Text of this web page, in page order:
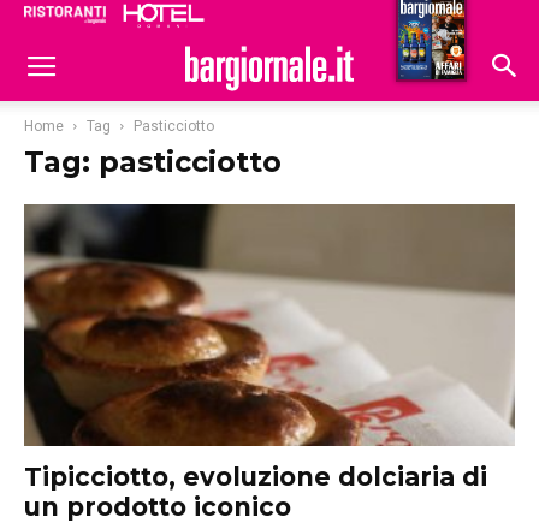
Hoteldomani
Home Tag Pasticciotto
Tag: pasticciotto
Tipicciotto, evoluzione dolciaria di
un prodotto iconico